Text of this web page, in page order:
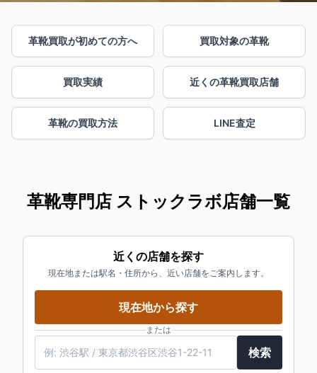
革靴買取が初めての方へ 買取対象の革靴
買取実績 近くの革靴買取店舗
革靴の買取方法 LINE査定
革靴専門店 ストックラボ店舗一覧
近くの店舗を探す
現在地または駅名・住所から、近い店舗をご案内します。
現在地から探す
または
検索